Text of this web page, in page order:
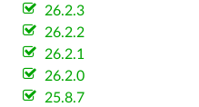
26.2.3
26.2.2
26.2.1
26.2.0
25.8.7